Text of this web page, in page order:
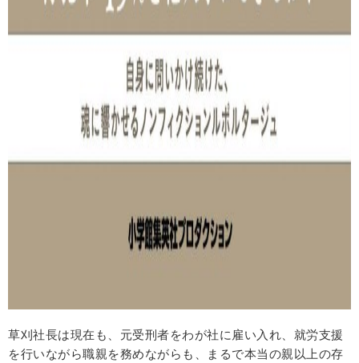
草刈社長は現在も、元受刑者をわが社に雇い入れ、就労支援
を行いながら職親を務めながらも、まるで本当の親以上の存